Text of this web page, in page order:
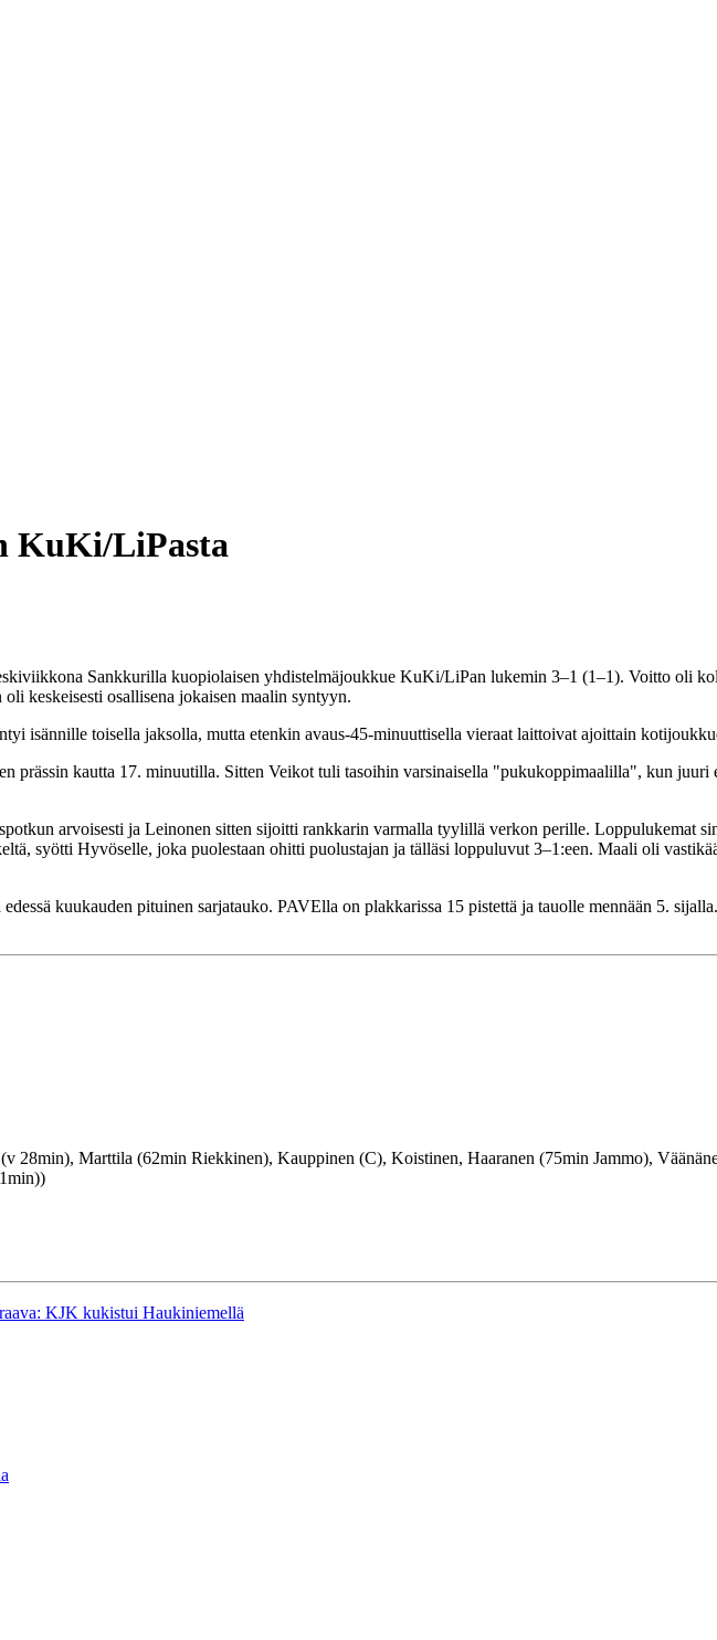
KuKi/LiPasta
Sankkurilla kuopiolaisen yhdistelmäjoukkue KuKi/LiPan lukemin 3–1 (1–1). Voitto oli
oli keskeisesti osallisena jokaisen maalin syntyyn.
isännille toisella jaksolla, mutta etenkin avaus-45-minuuttisella vieraat laittoivat ajoittain
prässin kautta 17. minuutilla. Sitten Veikot tuli tasoihin varsinaisella "pukukoppimaalilla", kun
arvoisesti ja Leinonen sitten sijoitti rankkarin varmalla tyylillä verkon perille. Loppulukemat
syötti Hyvöselle, joka puolestaan ohitti puolustajan ja tälläsi loppuluvut 3–1:een. Maali oli
kuukauden pituinen sarjatauko. PAVElla on plakkarissa 15 pistettä ja tauolle mennään 5.
28min), Marttila (62min Riekkinen), Kauppinen (C), Koistinen, Haaranen (75min Jammo),
KJK kukistui Haukiniemellä